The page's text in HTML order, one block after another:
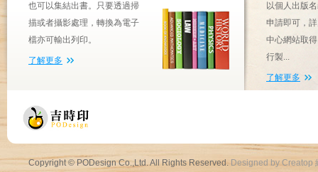
也可以集結出書。只要透過掃
描或者攝影處理，轉換為電子
檔亦可輸出列印。
了解更多
以個人出版
申請即可，
中心網站取
行製...
了解更多
Copyright © PODesign Co.,Ltd. All Rights Reserved. Designed by Creatop